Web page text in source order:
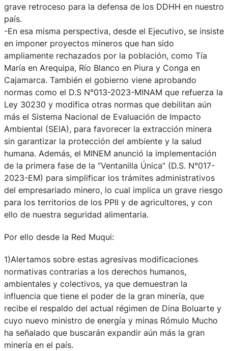
grave retroceso para la defensa de los DDHH en nuestro
país.
-En esa misma perspectiva, desde el Ejecutivo, se insiste
en imponer proyectos mineros que han sido
ampliamente rechazados por la población, como Tía
María en Arequipa, Río Blanco en Piura y Conga en
Cajamarca. También el gobierno viene aprobando
normas como el D.S N°013-2023-MINAM que refuerza la
Ley 30230 y modifica otras normas que debilitan aún
más el Sistema Nacional de Evaluación de Impacto
Ambiental (SEIA), para favorecer la extracción minera
sin garantizar la protección del ambiente y la salud
humana. Además, el MINEM anunció la implementación
de la primera fase de la “Ventanilla Única” (D.S. N°017-
2023-EM) para simplificar los trámites administrativos
del empresariado minero, lo cual implica un grave riesgo
para los territorios de los PPII y de agricultores, y con
ello de nuestra seguridad alimentaria.
Por ello desde la Red Muqui:
1)Alertamos sobre estas agresivas modificaciones
normativas contrarias a los derechos humanos,
ambientales y colectivos, ya que demuestran la
influencia que tiene el poder de la gran minería, que
recibe el respaldo del actual régimen de Dina Boluarte y
cuyo nuevo ministro de energía y minas Rómulo Mucho
ha señalado que buscarán expandir aún más la gran
minería en el país.